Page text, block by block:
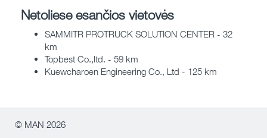
Netoliese esančios vietovės
SAMMITR PROTRUCK SOLUTION CENTER - 32
km
Topbest Co.,ltd. - 59 km
Kuewcharoen Engineering Co., Ltd - 125 km
© MAN 2026